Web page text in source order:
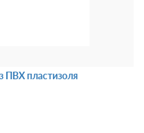
ПВХ пластизоля